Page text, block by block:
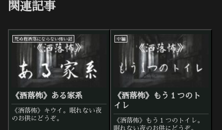
関連記事
死ぬ程洒落にならない怖い話
《洒落怖》ある家系
《洒落怖》キウイ。眠れない夜
のお供にどうぞ。
中編
《洒落怖》もう１つのト
イレ
《洒落怖》もう１つのトイレ。
眠れない夜のお供にどうぞ。